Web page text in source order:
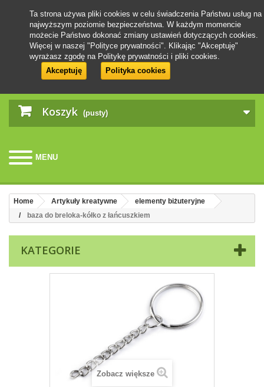
Koszyk (pusty)
MENU
Ta strona używa pliki cookies w celu świadczenia Państwu usług na
najwyższym poziomie bezpieczeństwa. W każdym momencie
możecie Państwo dokonać zmiany ustawień dotyczących cookies.
Więcej w naszej "Polityce prywatności". Klikając "Akceptuję"
wyrażasz zgodę na Politykę prywatności i pliki cookies.
Akceptuję
Polityka cookies
Home Artykuły kreatywne
elementy biżuteryjne
baza do breloka-kółko z łańcuszkiem
KATEGORIE
Zobacz większe